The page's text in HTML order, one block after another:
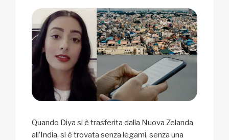
Quando Diya si è trasferita dalla Nuova Zelanda
all’India, si è trovata senza legami, senza una